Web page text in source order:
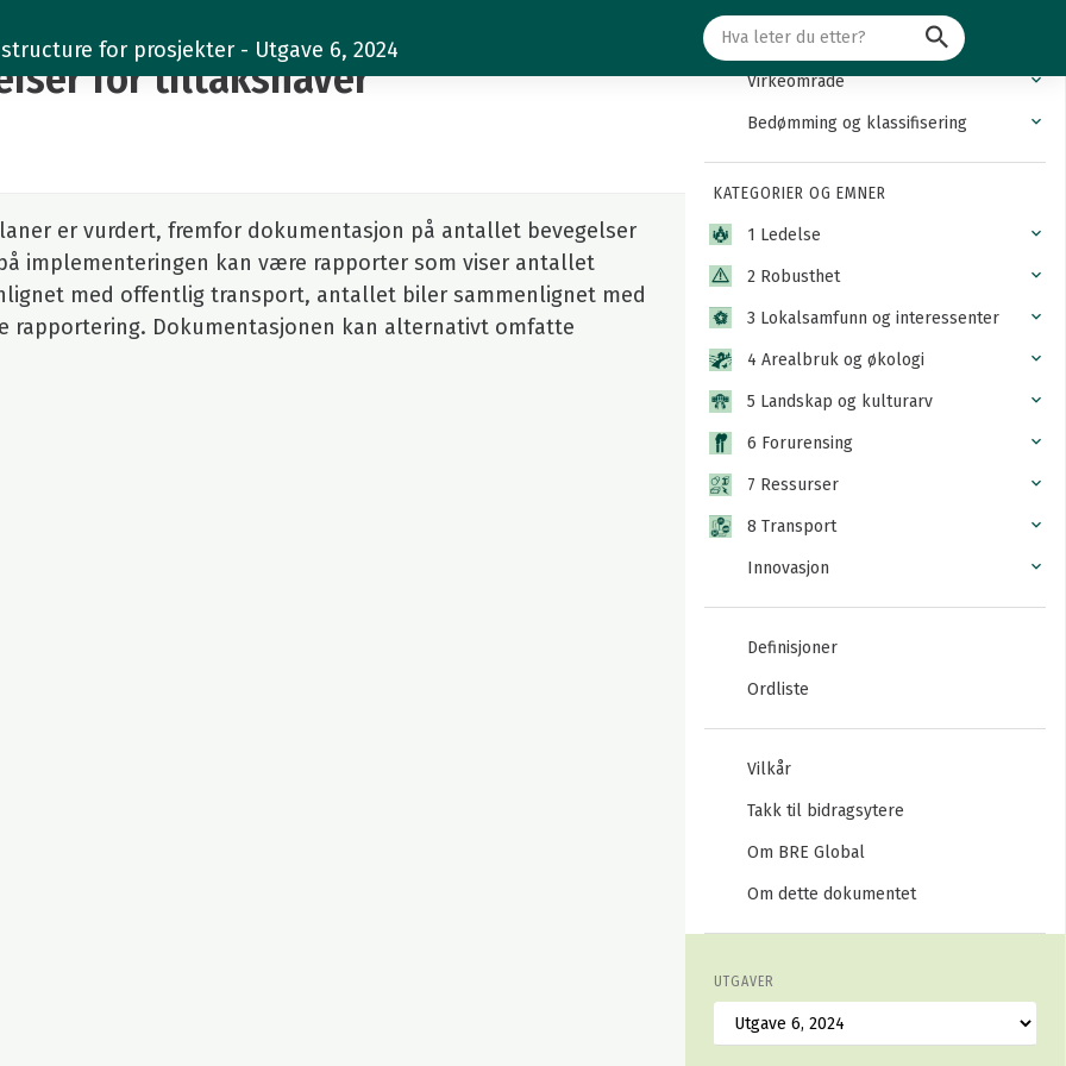
for prosjekter - Utgave 6, 2024 Søk
for tiltakshaver
er vurdert, fremfor dokumentasjon på antallet bevegelser
implementeringen kan være rapporter som viser antallet
med offentlig transport, antallet biler sammenlignet med
Dokumentasjonen kan alternativt omfatte
Innledning
Virkeområde
Bedømming og klassifisering
KATEGORIER OG EMNER
1 Ledelse
2 Robusthet
3 Lokalsamfunn og interessenter
4 Arealbruk og økologi
5 Landskap og kulturarv
6 Forurensing
7 Ressurser
8 Transport
Innovasjon
Definisjoner
Ordliste
Vilkår
Takk til bidragsytere
Om BRE Global
Om dette dokumentet
UTGAVER